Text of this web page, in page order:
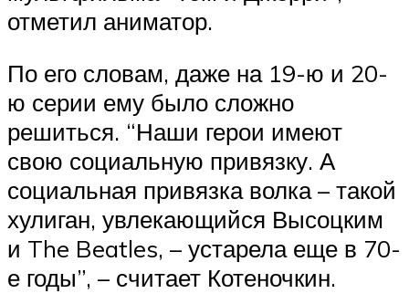
отметил аниматор.
По его словам, даже на 19-ю и 20-
ю серии ему было сложно
решиться. “Наши герои имеют
свою социальную привязку. А
социальная привязка волка – такой
хулиган, увлекающийся Высоцким
и The Beatles, – устарела еще в 70-
е годы”, – считает Котеночкин.